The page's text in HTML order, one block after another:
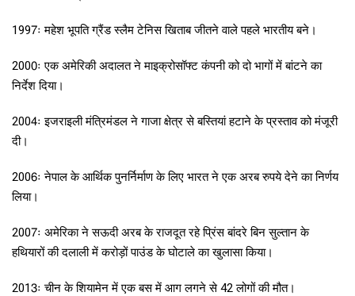
1997ः महेश भूपति ग्रैंड स्लैम टेनिस खिताब जीतने वाले पहले भारतीय बने।
2000ः एक अमेरिकी अदालत ने माइक्रोसॉफ्ट कंपनी को दो भागों में बांटने का
निर्देश दिया।
2004ः इजराइली मंत्रिमंडल ने गाजा क्षेत्र से बस्तियां हटाने के प्रस्ताव को मंजूरी
दी।
2006ः नेपाल के आर्थिक पुनर्निर्माण के लिए भारत ने एक अरब रुपये देने का निर्णय
लिया।
2007ः अमेरिका ने सऊदी अरब के राजदूत रहे प्रिंस बांदरे बिन सुल्तान के
हथियारों की दलाली में करोड़ों पाउंड के घोटाले का खुलासा किया।
2013ः चीन के शियामेन में एक बस में आग लगने से 42 लोगों की मौत।